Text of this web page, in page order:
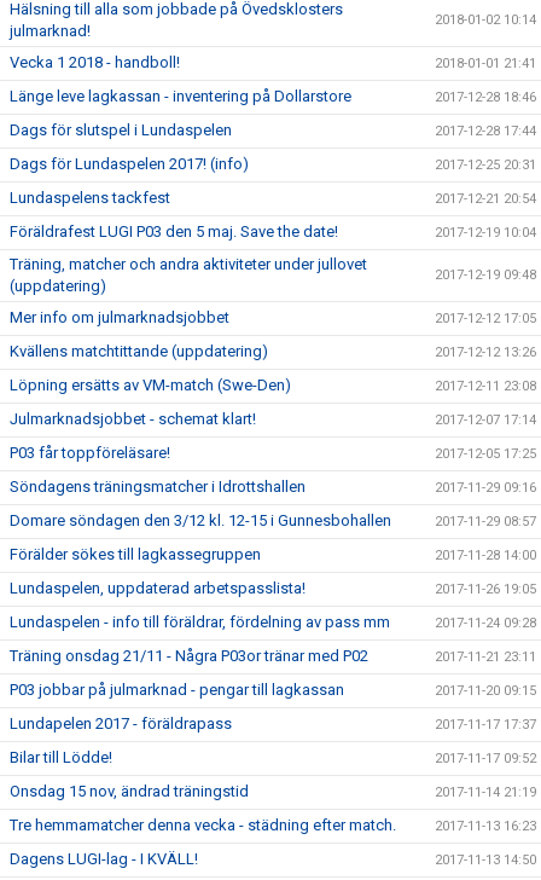
Hälsning till alla som jobbade på Övedsklosters
julmarknad!
2018-01-02 10:14
Vecka 1 2018 - handboll! 2018-01-01 21:41
Länge leve lagkassan - inventering på Dollarstore 2017-12-28 18:46
Dags för slutspel i Lundaspelen 2017-12-28 17:44
Dags för Lundaspelen 2017! (info) 2017-12-25 20:31
Lundaspelens tackfest 2017-12-21 20:54
Föräldrafest LUGI P03 den 5 maj. Save the date! 2017-12-19 10:04
Träning, matcher och andra aktiviteter under jullovet
(uppdatering)
2017-12-19 09:48
Mer info om julmarknadsjobbet 2017-12-12 17:05
Kvällens matchtittande (uppdatering) 2017-12-12 13:26
Löpning ersätts av VM-match (Swe-Den) 2017-12-11 23:08
Julmarknadsjobbet - schemat klart! 2017-12-07 17:14
P03 får toppföreläsare! 2017-12-05 17:25
Söndagens träningsmatcher i Idrottshallen 2017-11-29 09:16
Domare söndagen den 3/12 kl. 12-15 i Gunnesbohallen 2017-11-29 08:57
Förälder sökes till lagkassegruppen 2017-11-28 14:00
Lundaspelen, uppdaterad arbetspasslista! 2017-11-26 19:05
Lundaspelen - info till föräldrar, fördelning av pass mm 2017-11-24 09:28
Träning onsdag 21/11 - Några P03or tränar med P02 2017-11-21 23:11
P03 jobbar på julmarknad - pengar till lagkassan 2017-11-20 09:15
Lundapelen 2017 - föräldrapass 2017-11-17 17:37
Bilar till Lödde! 2017-11-17 09:52
Onsdag 15 nov, ändrad träningstid 2017-11-14 21:19
Tre hemmamatcher denna vecka - städning efter match. 2017-11-13 16:23
Dagens LUGI-lag - I KVÄLL! 2017-11-13 14:50